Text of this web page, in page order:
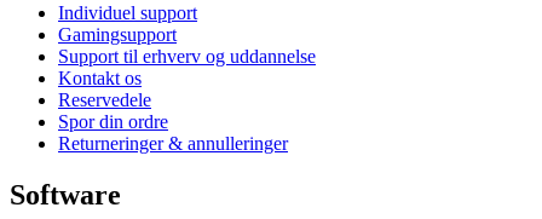
Individuel support
Gamingsupport
Support til erhverv og uddannelse
Kontakt os
Reservedele
Spor din ordre
Returneringer & annulleringer
Software